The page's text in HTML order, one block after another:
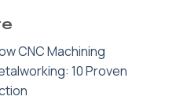
CNC Machining
10 Proven